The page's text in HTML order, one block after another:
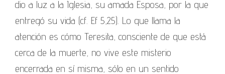
dio a luz a la Iglesia, su amada Esposa, por la que
entregó su vida (cf. Ef 5,25). Lo que llama la
atención es cómo Teresita, consciente de que está
cerca de la muerte, no vive este misterio
encerrada en sí misma, sólo en un sentido